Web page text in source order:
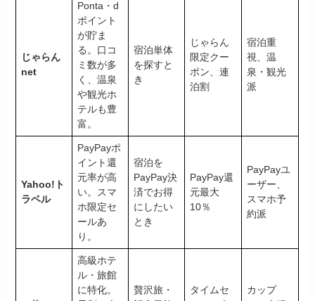
じゃらん
net
Ponta・d
ポイント
が貯ま
る。口コ
ミ数が多
く、温泉
や観光ホ
テルも豊
富。
宿泊単体
を探すと
き
じゃらん
限定クー
ポン、連
泊割
宿泊重
視、温
泉・観光
派
Yahoo!ト
ラベル
PayPayポ
イント還
元率が高
い。スマ
ホ限定セ
ールあ
り。
宿泊を
PayPay決
済でお得
にしたい
とき
PayPay還
元最大
10％
PayPayユ
ーザー、
スマホ予
約派
高級ホテ
ル・旅館
に特化。
贅沢旅・
タイムセ
カップ